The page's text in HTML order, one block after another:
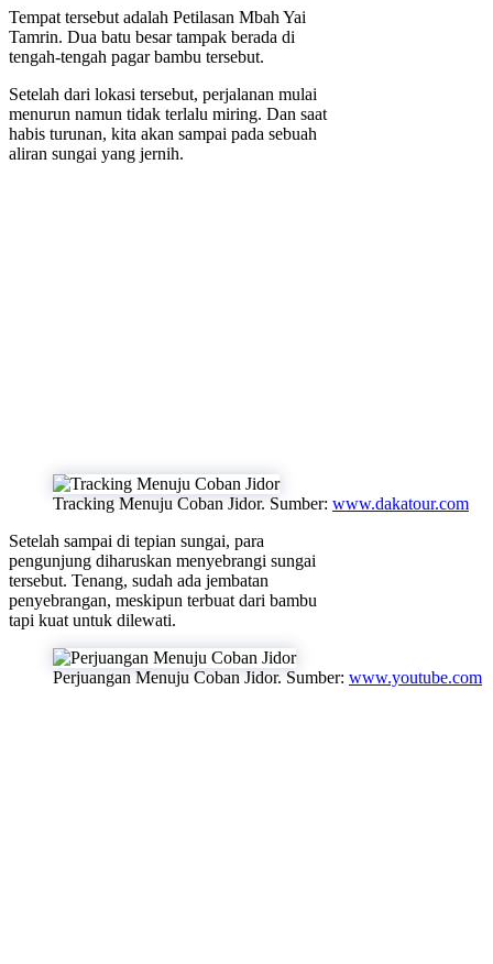
Tempat tersebut adalah Petilasan Mbah Yai
Tamrin. Dua batu besar tampak berada di
tengah-tengah pagar bambu tersebut.
Setelah dari lokasi tersebut, perjalanan mulai
menurun namun tidak terlalu miring. Dan saat
habis turunan, kita akan sampai pada sebuah
aliran sungai yang jernih.
Tracking Menuju Coban Jidor. Sumber: www.dakatour.com
Setelah sampai di tepian sungai, para
pengunjung diharuskan menyebrangi sungai
tersebut. Tenang, sudah ada jembatan
penyebrangan, meskipun terbuat dari bambu
tapi kuat untuk dilewati.
Perjuangan Menuju Coban Jidor. Sumber: www.youtube.com